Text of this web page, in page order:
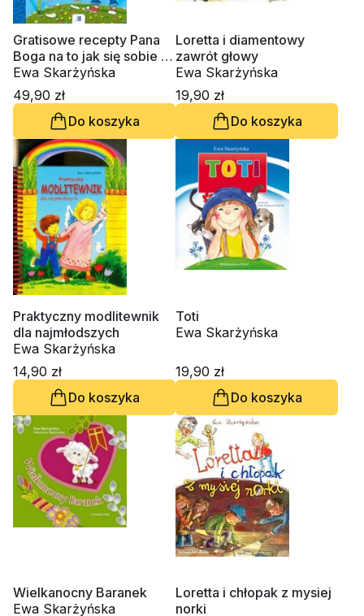
Gratisowe recepty Pana
Boga na to jak się sobie i
innym podobać
Ewa Skarżyńska
49,90 zł
Do koszyka
Loretta i diamentowy
zawrót głowy
Ewa Skarżyńska
19,90 zł
Do koszyka
Praktyczny modlitewnik
dla najmłodszych
Ewa Skarżyńska
14,90 zł
Do koszyka
Toti
Ewa Skarżyńska
19,90 zł
Do koszyka
Wielkanocny Baranek
Ewa Skarżyńska
Loretta i chłopak z mysiej
norki